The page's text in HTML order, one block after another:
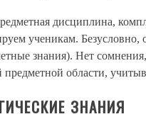
дисциплина,
ученикам. Безусловно,
знания). Нет
предметной области,
ЗНАНИЯ